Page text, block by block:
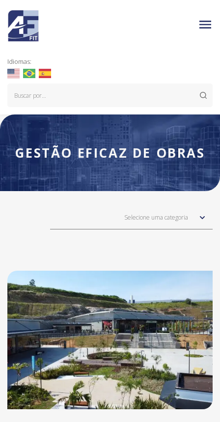
Idiomas:
GESTÃO EFICAZ DE OBRAS
Selecione uma categoria